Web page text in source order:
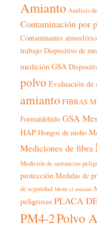
Amianto Análisis
Contaminación por
Contaminantes
trabajo Dispositivo de
medición GSA
polvo Evaluación de
amianto FIBRAS
Formaldehído GSA
HAP Hongos de moho
Mediciones de fibra
Medición de sustancias
protección Medidas de
de seguridad Medir el amianto
peligrosasPLACA
PM4-2Polvo A